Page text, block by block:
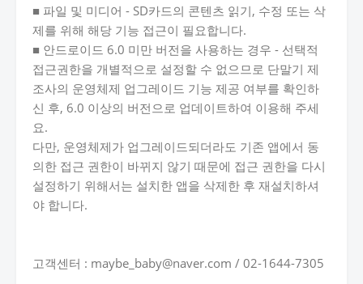
■ 파일 및 미디어 - SD카드의 콘텐츠 읽기, 수정 또는 삭
제를 위해 해당 기능 접근이 필요합니다.
■ 안드로이드 6.0 미만 버전을 사용하는 경우 - 선택적
접근권한을 개별적으로 설정할 수 없으므로 단말기 제
조사의 운영체제 업그레이드 기능 제공 여부를 확인하
신 후, 6.0 이상의 버전으로 업데이트하여 이용해 주세
요.
다만, 운영체제가 업그레이드되더라도 기존 앱에서 동
의한 접근 권한이 바뀌지 않기 때문에 접근 권한을 다시
설정하기 위해서는 설치한 앱을 삭제한 후 재설치하셔
야 합니다.
고객센터 : maybe_baby@naver.com / 02-1644-7305